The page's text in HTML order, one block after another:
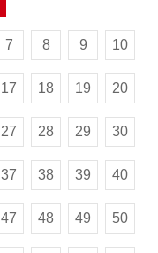
7 8 9 10
17 18 19 20
27 28 29 30
37 38 39 40
47 48 49 50